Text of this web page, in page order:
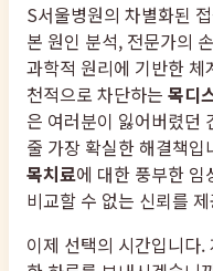
S서울병원의 차별화된
본 원인 분석, 전문가의
과학적 원리에 기반한 체
천적으로 차단하는 목디
은 여러분이 잃어버렸던
줄 가장 확실한 해결책입
목치료에 대한 풍부한
비교할 수 없는 신뢰를
이제 선택의 시간입니다